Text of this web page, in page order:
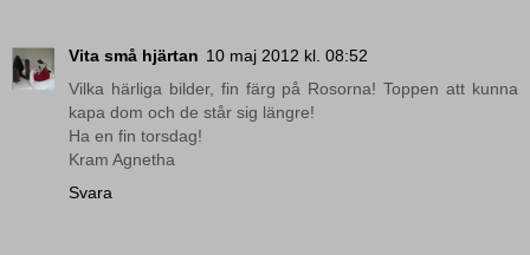
Vita små hjärtan 10 maj 2012 kl. 08:52
Vilka härliga bilder, fin färg på Rosorna! Toppen att kunna
kapa dom och de står sig längre!
Ha en fin torsdag!
Kram Agnetha
Svara